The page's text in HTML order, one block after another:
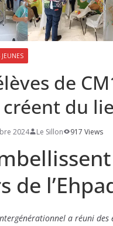
de
créent du
2024 Le Sillon 917 Views
de
a réuni des